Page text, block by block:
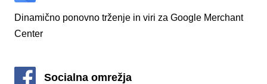
Dinamično ponovno trženje in viri za Google Merchant
Center
Socialna omrežja